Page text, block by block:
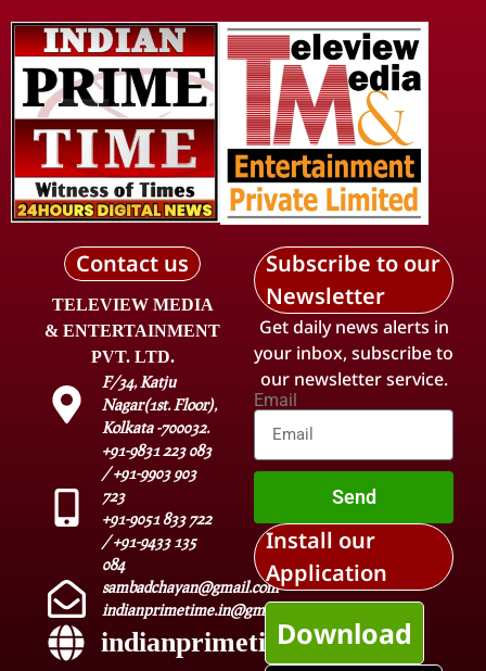
Contact us
TELEVIEW MEDIA
& ENTERTAINMENT
PVT. LTD.
F/34, Katju
Nagar(1st. Floor),
Kolkata -700032.
+91-9831 223 083
/ +91-9903 903
723
+91-9051 833 722
/ +91-9433 135
084
sambadchayan@gmail.com
indianprimetime.in@gmail.com
indianprimetime.in
Subscribe to our
Newsletter
Get daily news alerts in
your inbox, subscribe to
our newsletter service.
Email
Send
Install our
Application
Download